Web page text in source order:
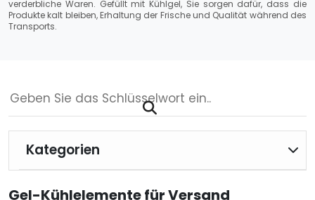
verderbliche Waren. Gefüllt mit Kühlgel, Sie sorgen dafür, dass die
Produkte kalt bleiben, Erhaltung der Frische und Qualität während des
Transports.
Kategorien
Gel-Kühlelemente für Versand